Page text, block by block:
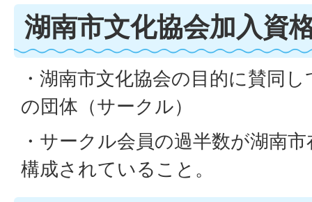
湖南市文化協会加入資
・湖南市文化協会の目的に賛同
の団体（サークル）
・サークル会員の過半数が湖南
構成されていること。